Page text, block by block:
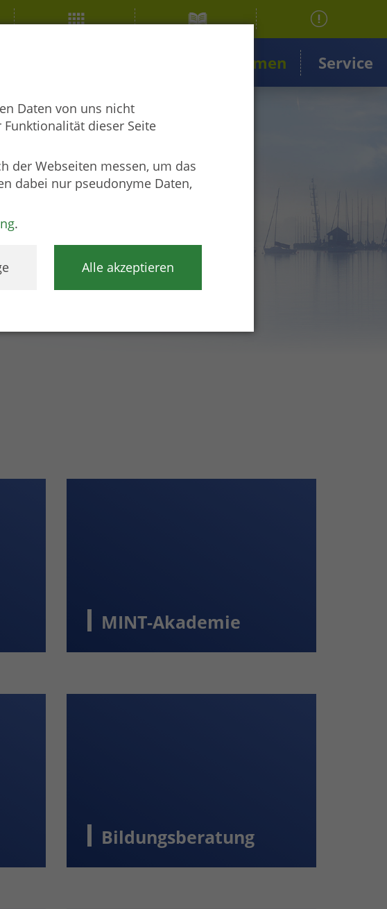
Projekte & Themen Service
MINT-Akademie
Bildungsberatung
Daten von uns nicht
dieser Seite
der Webseiten messen, um das
dabei nur pseudonyme Daten,
.
Alle akzeptieren